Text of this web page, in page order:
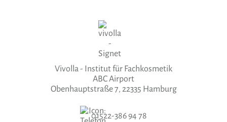
Vivolla - Institut für Fachkosmetik
ABC Airport
Obenhauptstraße 7, 22335 Hamburg
01522-386 94 78